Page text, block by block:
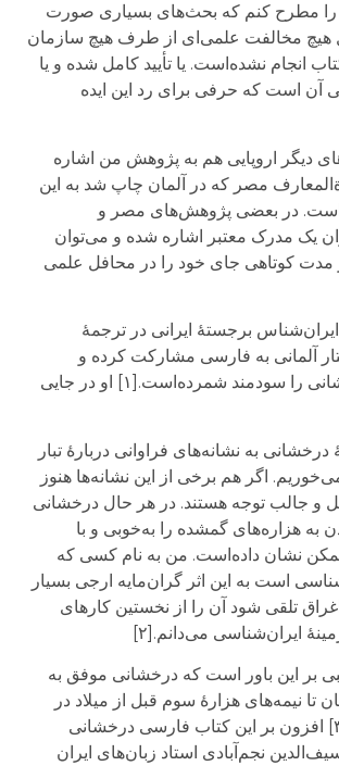
را مطرح کنم که بحث‌های بسیاری صورت
هیچ مخالفت علمی‌ای از طرف هیچ سازمان
انجام نشده‌است. یا تأیید کامل شده و یا
آن است که حرفی برای رد این ایده
دیگر اروپایی هم به پژوهش من اشاره
مصر که در آلمان چاپ شد به این
در بعضی پژوهش‌های مصر و
یک مدرک معتبر اشاره شده و می‌توان
مدت کوتاهی جای خود را در محافل علمی
برجستهٔ ایرانی در ترجمهٔ
آلمانی به فارسی مشارکت کرده و
کوشش‌های درخشانی را سودمند شمرده‌است.[۱] او در جایی
به نشانه‌های فراوانی دربارهٔ تبار
اگر هم برخی از این نشانه‌ها هنوز
و جالب توجه هستند. در هر حال درخشانی
به هزاره‌های گمشده را به‌خوبی و با
نشان داده‌است. من به نام کسی که
است به این اثر گران‌مایه ارجی بسیار
تلقی شود آن را از نخستین کارهای
ایران‌شناسی می‌دانم.[۲]
بر این باور است که درخشانی موفق به
تا نیمه‌های هزارهٔ سوم قبل از میلاد در
ایران شده‌است.[۳] افزون بر این کتاب فارسی درخشانی
نجم‌آبادی استاد زبان‌های ایران